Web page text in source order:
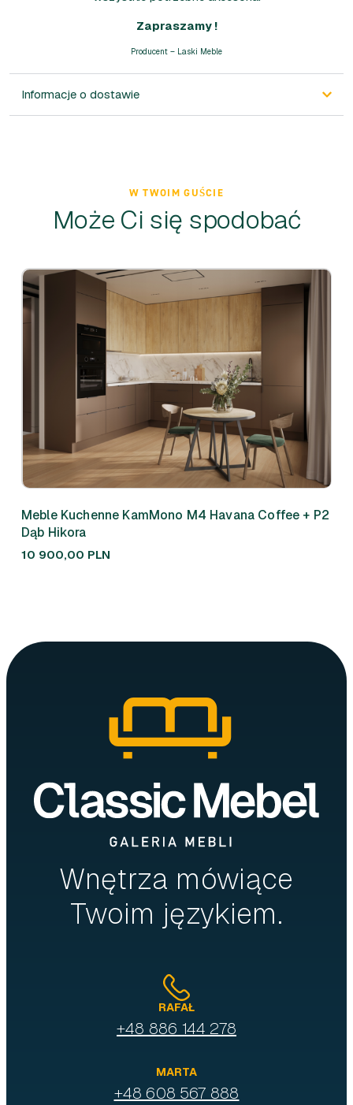
Zapraszamy !
Producent – Laski Meble
Informacje o dostawie
W TWOIM GUŚCIE
Może Ci się spodobać
Meble Kuchenne KamMono M4 Havana Coffee + P2
Dąb Hikora
10 900,00 PLN
Wnętrza mówiące
Twoim językiem.
RAFAŁ
+48 886 144 278
MARTA
+48 608 567 888